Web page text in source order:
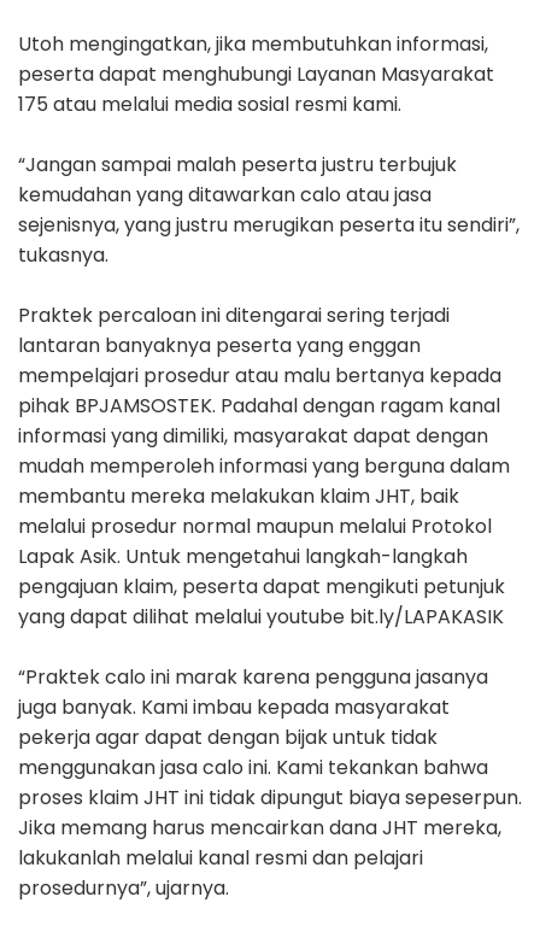
Utoh mengingatkan, jika membutuhkan informasi,
peserta dapat menghubungi Layanan Masyarakat
175 atau melalui media sosial resmi kami.
“Jangan sampai malah peserta justru terbujuk
kemudahan yang ditawarkan calo atau jasa
sejenisnya, yang justru merugikan peserta itu sendiri”,
tukasnya.
Praktek percaloan ini ditengarai sering terjadi
lantaran banyaknya peserta yang enggan
mempelajari prosedur atau malu bertanya kepada
pihak BPJAMSOSTEK. Padahal dengan ragam kanal
informasi yang dimiliki, masyarakat dapat dengan
mudah memperoleh informasi yang berguna dalam
membantu mereka melakukan klaim JHT, baik
melalui prosedur normal maupun melalui Protokol
Lapak Asik. Untuk mengetahui langkah-langkah
pengajuan klaim, peserta dapat mengikuti petunjuk
yang dapat dilihat melalui youtube bit.ly/LAPAKASIK
“Praktek calo ini marak karena pengguna jasanya
juga banyak. Kami imbau kepada masyarakat
pekerja agar dapat dengan bijak untuk tidak
menggunakan jasa calo ini. Kami tekankan bahwa
proses klaim JHT ini tidak dipungut biaya sepeserpun.
Jika memang harus mencairkan dana JHT mereka,
lakukanlah melalui kanal resmi dan pelajari
prosedurnya”, ujarnya.